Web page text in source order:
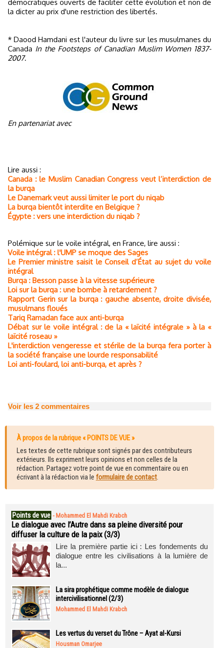
démocratiques ouverts de faciliter cette évolution et non de
la dicter au prix d'une restriction des libertés.
* Daood Hamdani est l'auteur du livre sur les musulmanes du
Canada In the Footsteps of Canadian Muslim Women 1837-
2007.
En partenariat avec
Lire aussi :
Canada : le Muslim Canadian Congress veut l’interdiction de
la burqa
Le Danemark veut aussi limiter le port du niqab
La burqa bientôt interdite en Belgique ?
Égypte : vers une interdiction du niqab ?
Polémique sur le voile intégral, en France, lire aussi :
Voile intégral : l'UMP se moque des Sages
Le Premier ministre saisit le Conseil d’État au sujet du voile
intégral
Burqa : Besson passe à la vitesse supérieure
Loi sur la burqa : une bombe à retardement ?
Rapport Gerin sur la burqa : gauche absente, droite divisée,
musulmans floués
Tariq Ramadan face aux anti-burqa
Débat sur le voile intégral : de la « laïcité intégrale » à la «
laïcité roseau »
L'interdiction vengeresse et stérile de la burqa fera porter à
la société française une lourde responsabilité
Loi anti-foulard, loi anti-burqa, et après ?
Voir les 2 commentaires
À propos de la rubrique « POINTS DE VUE »
Les textes de cette rubrique sont signés par des contributeurs
extérieurs. Ils expriment leurs opinions et non celles de la
rédaction. Partagez votre point de vue en commentaire ou en
écrivant à la rédaction via le formulaire de contact.
Points de vue - Mohammed El Mahdi Krabch
Le dialogue avec l’Autre dans sa pleine diversité pour
diffuser la culture de la paix (3/3)
Lire la première partie ici : Les fondements du
dialogue entre les civilisations à la lumière de
la...
La sira prophétique comme modèle de dialogue
intercivilisationnel (2/3)
Mohammed El Mahdi Krabch
Les vertus du verset du Trône – Ayat al-Kursi
Housman Omarjee